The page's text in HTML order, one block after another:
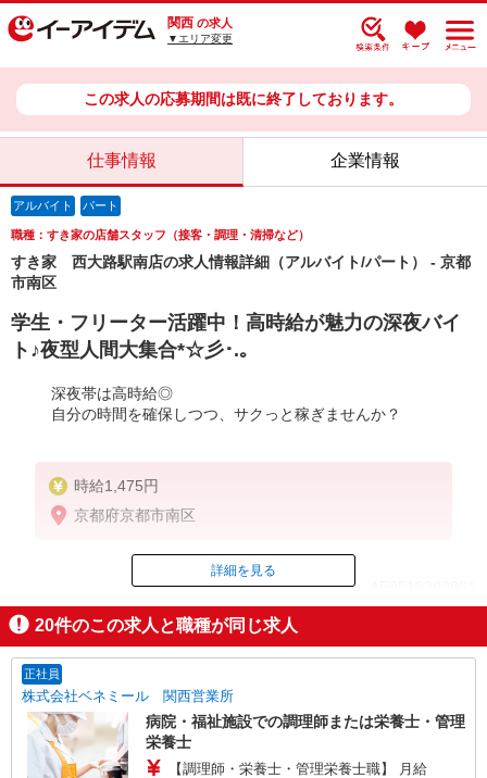
関西 の求人
▼エリア変更
この求人の応募期間は既に終了しております。
仕事情報 企業情報
アルバイト パート
職種：すき家の店舗スタッフ（接客・調理・清掃など）
すき家 西大路駅南店の求人情報詳細（アルバイト/パート） - 京都
市南区
学生・フリーター活躍中！高時給が魅力の深夜バイ
ト♪夜型人間大集合*☆彡･.｡
深夜帯は高時給◎
自分の時間を確保しつつ、サクっと稼ぎませんか？
時給1,475円
京都府京都市南区
ID：AE0518309961
掲載期間終了
詳細を見る
20件のこの求人と職種が同じ求人
正社員
株式会社ベネミール 関西営業所
病院・福祉施設での調理師または栄養士・管理
栄養士
【調理師・栄養士・管理栄養士職】 月給